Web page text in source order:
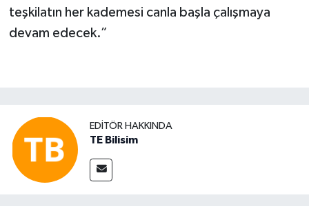
teşkilatın her kademesi canla başla çalışmaya
devam edecek.”
EDITÖR HAKKINDA
TE Bilisim